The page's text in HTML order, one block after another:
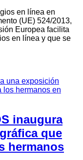
en línea en
(UE) 524/2013,
Europea facilita
en línea y que se
inaugura
que
hermanos